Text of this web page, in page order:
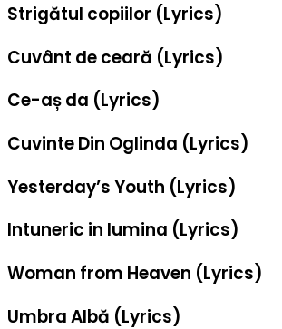
Strigătul copiilor (Lyrics)
Cuvânt de ceară (Lyrics)
Ce-aș da (Lyrics)
Cuvinte Din Oglinda (Lyrics)
Yesterday’s Youth (Lyrics)
Intuneric in lumina (Lyrics)
Woman from Heaven (Lyrics)
Umbra Albă (Lyrics)